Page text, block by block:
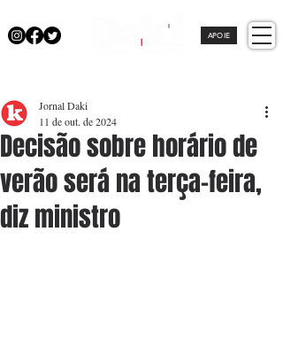
APOIE
Decisão sobre horário de
verão será na terça-feira,
diz ministro
Jornal Daki
11 de out. de 2024